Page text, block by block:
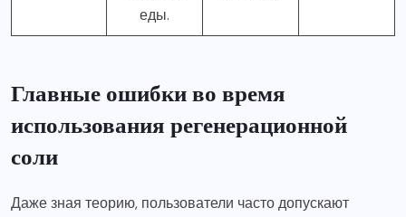
еды.
Главные ошибки во время
использования регенерационной
соли
Даже зная теорию, пользователи часто допускают